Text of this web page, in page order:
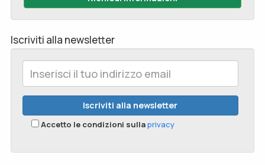
Iscriviti alla newsletter
Accetto le condizioni sullaprivacy